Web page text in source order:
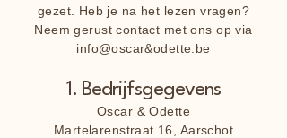
gezet. Heb je na het lezen vragen?
Neem gerust contact met ons op via
info@oscar&odette.be
1. Bedrijfsgegevens
Oscar & Odette
Martelarenstraat 16, Aarschot